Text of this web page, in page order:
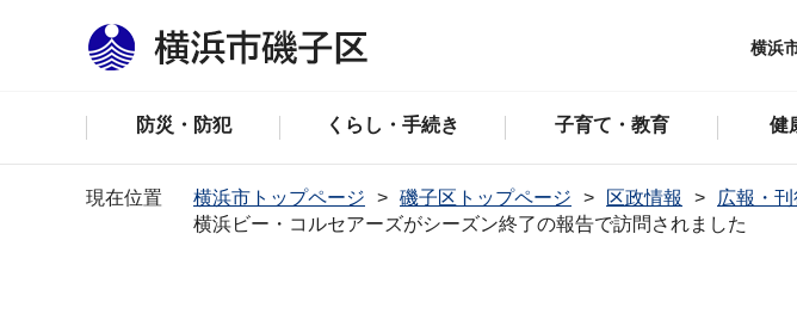
横浜
防災・防犯 くらし・手続き 子育て・教育 健
現在位置 横浜市トップページ 磯子区トップページ 区政情報 広報・
横浜ビー・コルセアーズがシーズン終了の報告で訪問されました